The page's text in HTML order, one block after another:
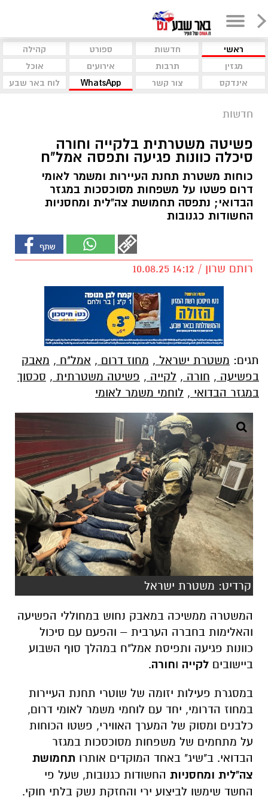
ראשי חדשות ספורט
קהילה
מגזין
תרבות אירועים
אוכל
אינדקס
צור קשר WhatsApp לוח באר שבע
חדשות
פשיטה משטרתית בלקייה וחורה
סיכלה כוונות פגיעה ותפסה אמל"ח
כוחות משטרת תחנת העיירות ומשמר לאומי
דרום פשטו על משפחות מסוכסכות במגזר
הבדואי; נתפסה תחמושת צה"לית ומחסניות
החשודות כגנובות
רותם שרון / 14:12 10.08.25
תגים: משטרת ישראל , מחוז דרום , אמל"ח , מאבק
בפשיעה , חורה , לקייה , פשיטה משטרתית , סכסוך
במגזר הבדואי , לוחמי משמר לאומי
קרדיט: משטרת ישראל
המשטרה ממשיכה במאבק נחוש במחוללי הפשיעה
והאלימות בחברה הערבית – והפעם עם סיכול
כוונות פגיעה ותפיסת אמל"ח במהלך סוף השבוע
ביישובים לקייה וחורה.
במסגרת פעילות יזומה של שוטרי תחנת העיירות
במחוז הדרומי, יחד עם לוחמי משמר לאומי דרום,
כלבנים ומסוק של המערך האווירי, פשטו הכוחות
על מתחמים של משפחות מסוכסכות במגזר
הבדואי. ב"שיג" באחד המוקדים אותרו תחמושת
צה"לית ומחסניות החשודות כגנובות, שעל פי
החשד שימשו לביצוע ירי והחזקת נשק בלתי חוקי.